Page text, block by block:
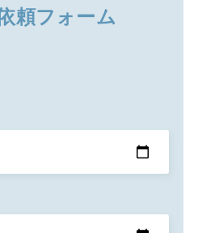
頼フォーム